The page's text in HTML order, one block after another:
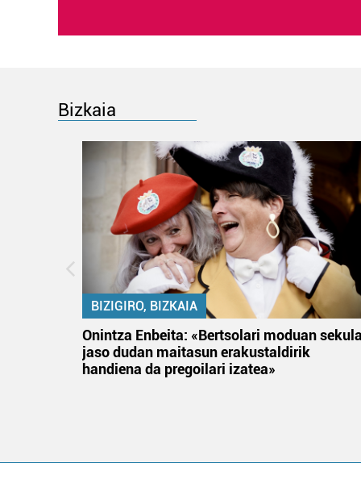
Bizkaia
BIZIGIRO, BIZKAIA
Onintza Enbeita: «Bertsolari moduan
jaso dudan maitasun erakustaldirik
handiena da pregoilari izatea»